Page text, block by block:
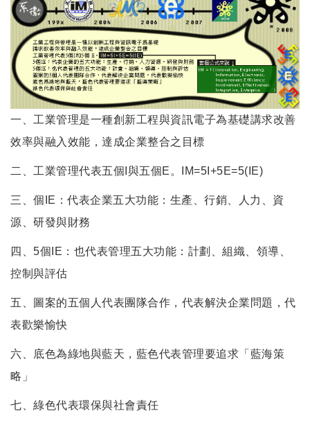
一、工業管理是一種創新工程與資訊電子為基礎講求改善
效率與融入效能，達成企業整合之目標
二、工業管理代表五個I與五個E。IM=5I+5E=5(IE)
三、個IE：代表企業五大功能：生產、行銷、人力、資
源、研發與財務
四、5個IE：也代表管理五大功能：計劃、組織、領導、
控制與評估
五、圖案的五個人代表團隊合作，代表解決企業問題，代
表歡樂愉快
六、底色為綠地與藍天，藍色代表管理要追求「藍海策
略」
七、綠色代表環保與社會責任